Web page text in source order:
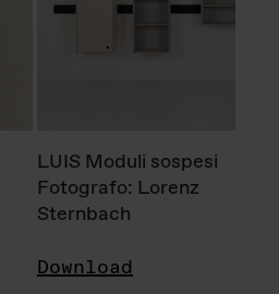
LUIS Moduli sospesi
Fotografo: Lorenz
Sternbach
Download